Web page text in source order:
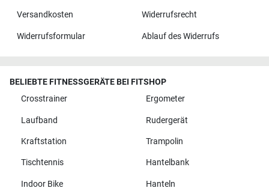
Versandkosten Widerrufsrecht
Widerrufsformular Ablauf des Widerrufs
BELIEBTE FITNESSGERÄTE BEI FITSHOP
Crosstrainer
Ergometer
Laufband Rudergerät
Kraftstation Trampolin
Tischtennis Hantelbank
Indoor Bike Hanteln